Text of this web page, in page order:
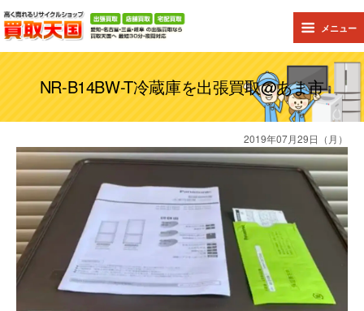
メニュー
NR-B14BW-T冷蔵庫を出張買取@あま市
2019年07月29日（月）